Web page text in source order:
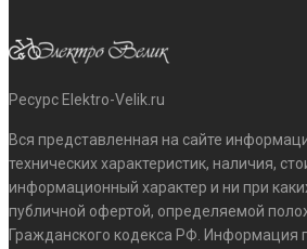
Ресурс Elektro-Velik.ru
Вся представленная на сайте
технических характеристик, наличия,
информационный характер и ни при
публичной офертой, определяемой
Гражданского кодекса РФ. Информация